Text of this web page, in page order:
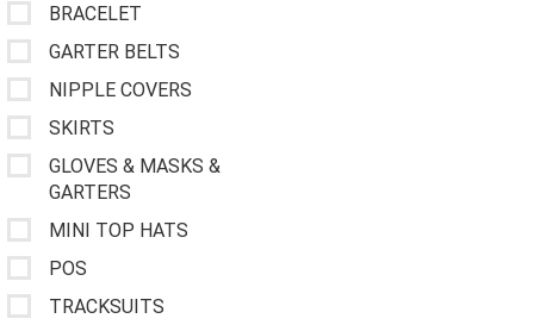
BRACELET
GARTER BELTS
NIPPLE COVERS
SKIRTS
GLOVES & MASKS &
GARTERS
MINI TOP HATS
POS
TRACKSUITS